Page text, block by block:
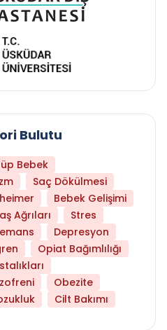
Bulutu
Bebek
Saç Dökülmesi
Bebek Gelişimi
Ağrıları
Stres
Depresyon
Opiat Bağımlılığı
Obezite
Cilt Bakımı